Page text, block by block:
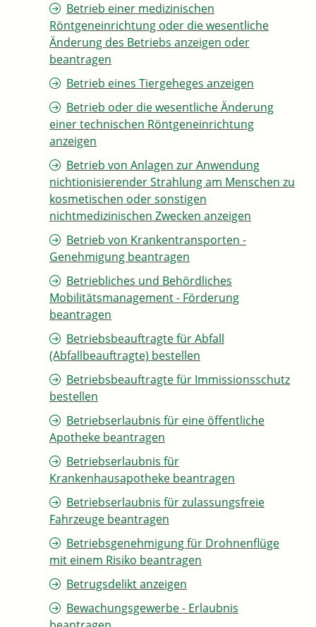
Betrieb einer medizinischen
Röntgeneinrichtung oder die wesentliche
Änderung des Betriebs anzeigen oder
beantragen
Betrieb eines Tiergeheges anzeigen
Betrieb oder die wesentliche Änderung
einer technischen Röntgeneinrichtung
anzeigen
Betrieb von Anlagen zur Anwendung
nichtionisierender Strahlung am Menschen zu
kosmetischen oder sonstigen
nichtmedizinischen Zwecken anzeigen
Betrieb von Krankentransporten -
Genehmigung beantragen
Betriebliches und Behördliches
Mobilitätsmanagement - Förderung
beantragen
Betriebsbeauftragte für Abfall
(Abfallbeauftragte) bestellen
Betriebsbeauftragte für Immissionsschutz
bestellen
Betriebserlaubnis für eine öffentliche
Apotheke beantragen
Betriebserlaubnis für
Krankenhausapotheke beantragen
Betriebserlaubnis für zulassungsfreie
Fahrzeuge beantragen
Betriebsgenehmigung für Drohnenflüge
mit einem Risiko beantragen
Betrugsdelikt anzeigen
Bewachungsgewerbe - Erlaubnis